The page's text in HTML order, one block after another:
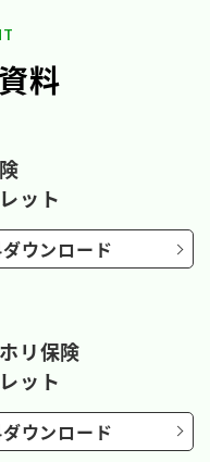
料
ット
ウンロード
リ保険
ット
ウンロード